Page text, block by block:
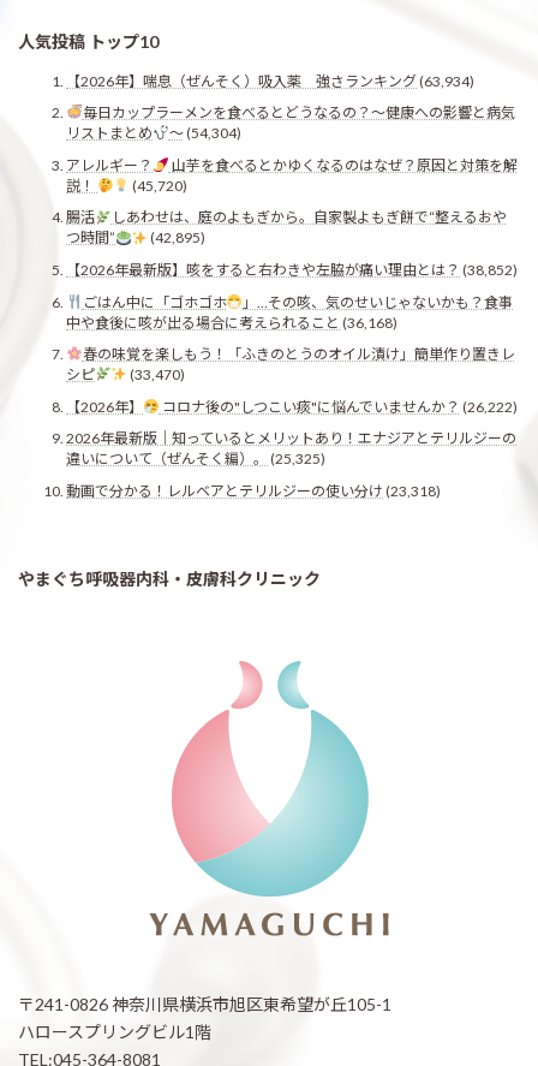
人気投稿 トップ10
【2026年】喘息（ぜんそく）吸入薬 強さランキング(63,934)
毎日カップラーメンを食べるとどうなるの？〜健康への影響と病気
リストまとめ
〜(54,304)
アレルギー？
山芋を食べるとかゆくなるのはなぜ？原因と対策を解
説！
(45,720)
腸活
しあわせは、庭のよもぎから。自家製よもぎ餅で“整えるおや
つ時間”
(42,895)
【2026年最新版】咳をすると右わきや左脇が痛い理由とは？ (38,852)
ごはん中に「ゴホゴホ
」…その咳、気のせいじゃないかも？食事
中や食後に咳が出る場合に考えられること (36,168)
春の味覚を楽しもう！「ふきのとうのオイル漬け」簡単作り置きレ
シピ
(33,470)
【2026年】
コロナ後の"しつこい痰"に悩んでいませんか？ (26,222)
2026年最新版｜知っているとメリットあり！エナジアとテリルジーの
違いについて（ぜんそく編）。
(25,325)
動画で分かる！レルベアとテリルジーの使い分け (23,318)
やまぐち呼吸器内科・皮膚科クリニック
〒241-0826 神奈川県横浜市旭区東希望が丘105-1
ハロースプリングビル1階
TEL:045-364-8081